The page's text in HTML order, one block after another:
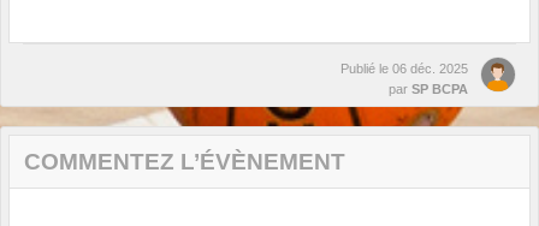
Publié le 06 déc. 2025
par SP BCPA
COMMENTEZ L’ÉVÈNEMENT